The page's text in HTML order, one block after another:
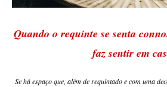
Quando o requinte se senta
faz sentir em
Se há espaço que, além de requintado e com uma